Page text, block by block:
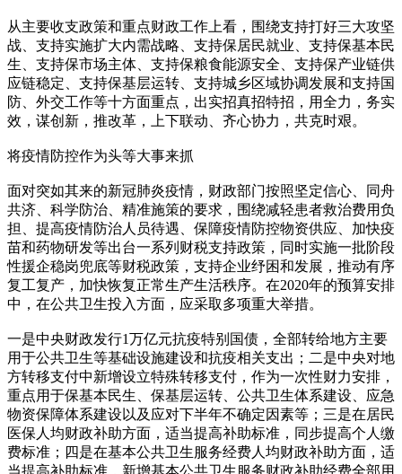
从主要收支政策和重点财政工作上看，围绕支持打好三大攻坚
战、支持实施扩大内需战略、支持保居民就业、支持保基本民
生、支持保市场主体、支持保粮食能源安全、支持保产业链供
应链稳定、支持保基层运转、支持城乡区域协调发展和支持国
防、外交工作等十方面重点，出实招真招特招，用全力，务实
效，谋创新，推改革，上下联动、齐心协力，共克时艰。
将疫情防控作为头等大事来抓
面对突如其来的新冠肺炎疫情，财政部门按照坚定信心、同舟
共济、科学防治、精准施策的要求，围绕减轻患者救治费用负
担、提高疫情防治人员待遇、保障疫情防控物资供应、加快疫
苗和药物研发等出台一系列财税支持政策，同时实施一批阶段
性援企稳岗兜底等财税政策，支持企业纾困和发展，推动有序
复工复产，加快恢复正常生产生活秩序。在2020年的预算安排
中，在公共卫生投入方面，应采取多项重大举措。
一是中央财政发行1万亿元抗疫特别国债，全部转给地方主要
用于公共卫生等基础设施建设和抗疫相关支出；二是中央对地
方转移支付中新增设立特殊转移支付，作为一次性财力安排，
重点用于保基本民生、保基层运转、公共卫生体系建设、应急
物资保障体系建设以及应对下半年不确定因素等；三是在居民
医保人均财政补助方面，适当提高补助标准，同步提高个人缴
费标准；四是在基本公共卫生服务经费人均财政补助方面，适
当提高补助标准，新增基本公共卫生服务财政补助经费全部用